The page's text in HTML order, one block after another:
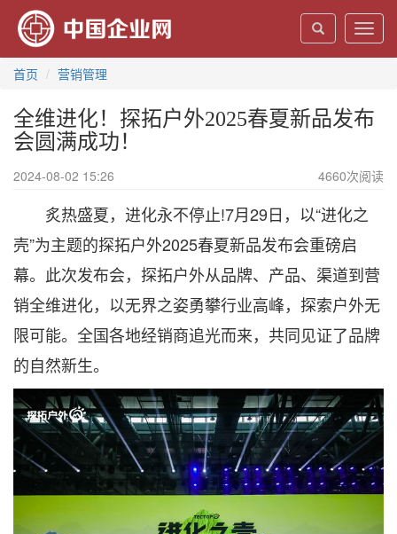
首页
营销管理
全维进化！探拓户外2025春夏新品发布
会圆满成功！
2024-08-02 15:26 4660次阅读
炙热盛夏，进化永不停止!7月29日，以“进化之
壳”为主题的探拓户外2025春夏新品发布会重磅启
幕。此次发布会，探拓户外从品牌、产品、渠道到营
销全维进化，以无界之姿勇攀行业高峰，探索户外无
限可能。全国各地经销商追光而来，共同见证了品牌
的自然新生。